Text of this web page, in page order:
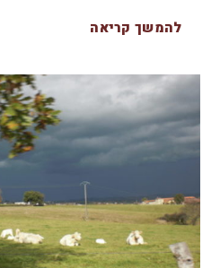
להמשך קריאה